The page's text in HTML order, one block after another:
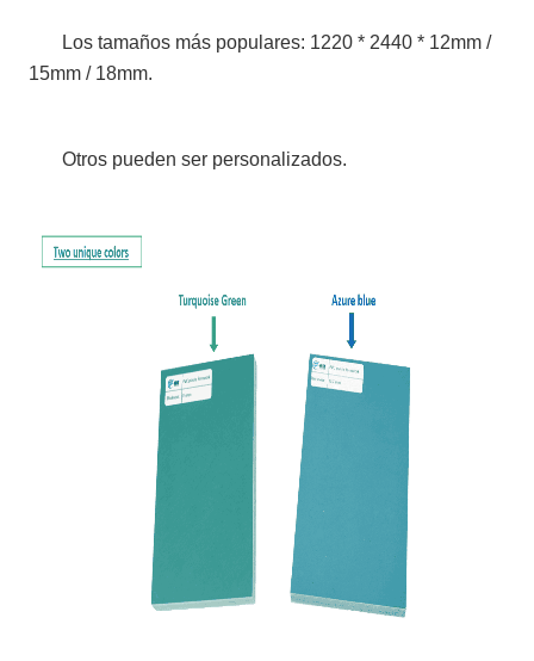
Los tamaños más populares: 1220 * 2440 * 12mm /
15mm / 18mm.
Otros pueden ser personalizados.